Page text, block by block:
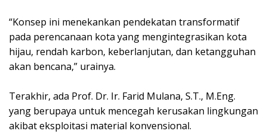
“Konsep ini menekankan pendekatan transformatif
pada perencanaan kota yang mengintegrasikan kota
hijau, rendah karbon, keberlanjutan, dan ketangguhan
akan bencana,” urainya.
Terakhir, ada Prof. Dr. Ir. Farid Mulana, S.T., M.Eng.
yang berupaya untuk mencegah kerusakan lingkungan
akibat eksploitasi material konvensional.